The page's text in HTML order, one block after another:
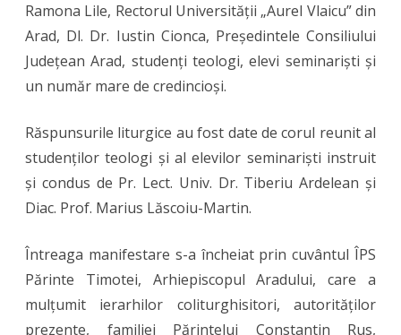
Ramona Lile, Rectorul Universității „Aurel Vlaicu” din
Arad, Dl. Dr. Iustin Cionca, Președintele Consiliului
Județean Arad, studenți teologi, elevi seminariști și
un număr mare de credincioși.
Răspunsurile liturgice au fost date de corul reunit al
studenților teologi și al elevilor seminariști instruit
și condus de Pr. Lect. Univ. Dr. Tiberiu Ardelean și
Diac. Prof. Marius Lăscoiu-Martin.
Întreaga manifestare s-a încheiat prin cuvântul ÎPS
Părinte Timotei, Arhiepiscopul Aradului, care a
mulțumit ierarhilor coliturghisitori, autorităților
prezente, familiei Părintelui Constantin Rus,